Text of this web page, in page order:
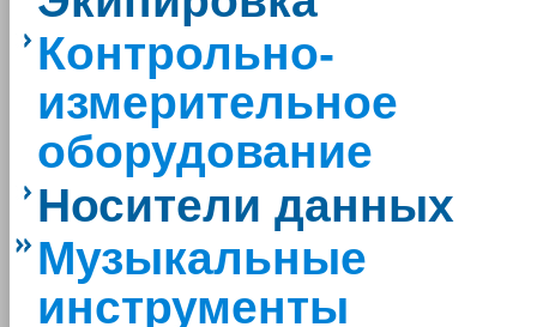
Контрольно-
измерительное
оборудование
Носители данных
Музыкальные
инструменты